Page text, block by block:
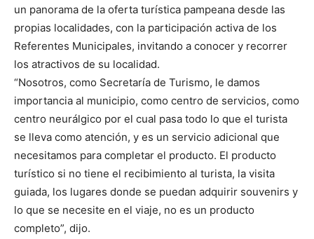
un panorama de la oferta turística pampeana desde las
propias localidades, con la participación activa de los
Referentes Municipales, invitando a conocer y recorrer
los atractivos de su localidad.
“Nosotros, como Secretaría de Turismo, le damos
importancia al municipio, como centro de servicios, como
centro neurálgico por el cual pasa todo lo que el turista
se lleva como atención, y es un servicio adicional que
necesitamos para completar el producto. El producto
turístico si no tiene el recibimiento al turista, la visita
guiada, los lugares donde se puedan adquirir souvenirs y
lo que se necesite en el viaje, no es un producto
completo”, dijo.